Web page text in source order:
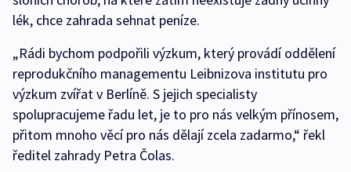
lék, chce zahrada sehnat peníze.
„Rádi bychom podpořili výzkum, který provádí oddělení
reprodukčního managementu Leibnizova institutu pro
výzkum zvířat v Berlíně. S jejich specialisty
spolupracujeme řadu let, je to pro nás velkým přínosem,
přitom mnoho věcí pro nás dělají zcela zadarmo,“ řekl
ředitel zahrady Petra Čolas.